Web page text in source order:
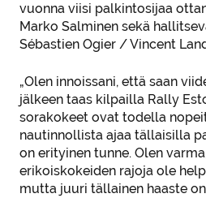
vuonna viisi palkintosijaa
Marko Salminen sekä
Sébastien Ogier / Vincent
„Olen innoissani, että saan
jälkeen taas kilpailla Rally
sorakokeet ovat todella
nautinnollista ajaa tällaisilla
on erityinen tunne. Olen
erikoiskokeiden rajoja ole
mutta juuri tällainen haaste